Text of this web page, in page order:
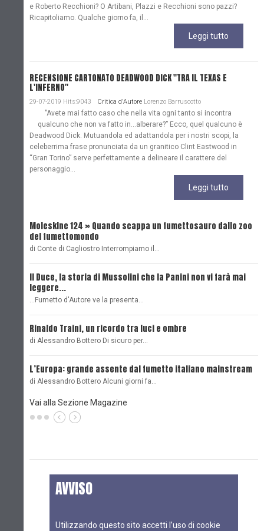
e Roberto Recchioni? O Artibani, Plazzi e Recchioni sono pazzi?
Ricapitoliamo. Qualche giorno fa, il...
Leggi tutto
RECENSIONE CARTONATO DEADWOOD DICK "TRA IL TEXAS E
L'INFERNO"
29-07-2019 Hits:9043 Critica d'Autore Lorenzo Barruscotto
"Avete mai fatto caso che nella vita ogni tanto si incontra
qualcuno che non va fatto in…alberare?” Ecco, quel qualcuno è
Deadwood Dick. Mutuandola ed adattandola per i nostri scopi, la
celeberrima frase pronunciata da un granitico Clint Eastwood in
“Gran Torino” serve perfettamente a delineare il carattere del
personaggio...
Leggi tutto
Moleskine 124 » Quando scappa un fumettosauro dallo zoo
del fumettomondo
di Conte di Cagliostro Interrompiamo il…
Il Duce, la storia di Mussolini che la Panini non vi farà mai
leggere...
...Fumetto d'Autore ve la presenta…
Rinaldo Traini, un ricordo tra luci e ombre
di Alessandro Bottero Di sicuro per…
L’Europa: grande assente dal fumetto italiano mainstream
di Alessandro Bottero Alcuni giorni fa…
Vai alla Sezione Magazine
AVVISO
Utilizzando questo sito accetti l’uso di cookie